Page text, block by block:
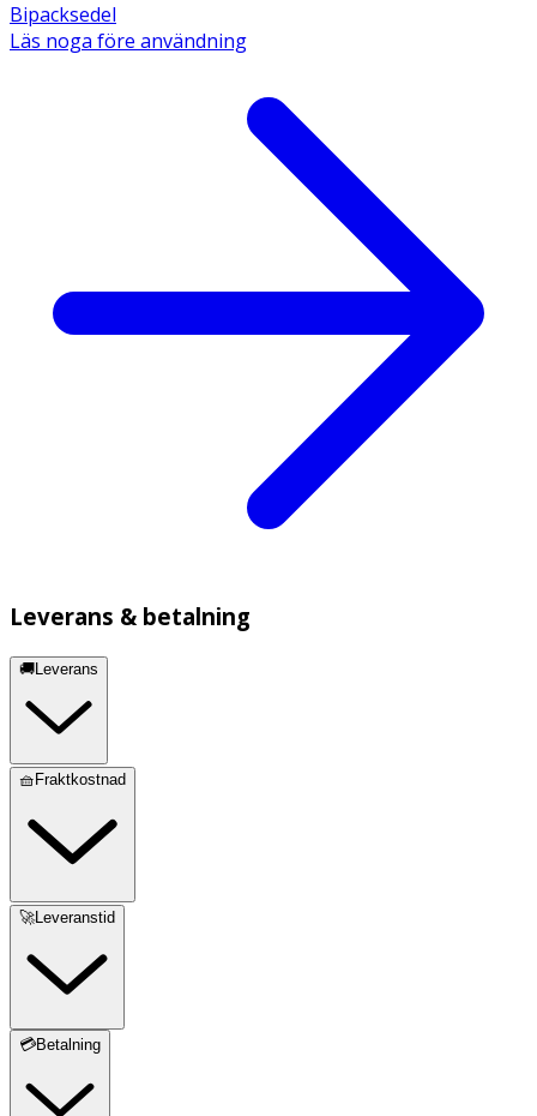
Bipacksedel
Läs noga före användning
Leverans & betalning
🚚Leverans
🧺Fraktkostnad
🚀Leveranstid
💳Betalning